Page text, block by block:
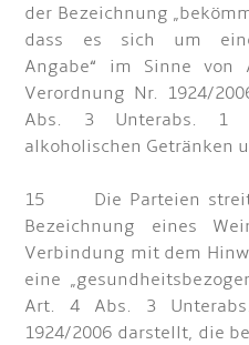
der Bezeichnung
dass es sich um eine
Angabe“ im Sinne
Verordnung Nr. 1924/
Abs. 3 Unterabs. 1
alkoholischen Getränken
15 Die Parteien
Bezeichnung eines
Verbindung mit dem
eine
Art. 4 Abs. 3
1924/2006 darstellt, die